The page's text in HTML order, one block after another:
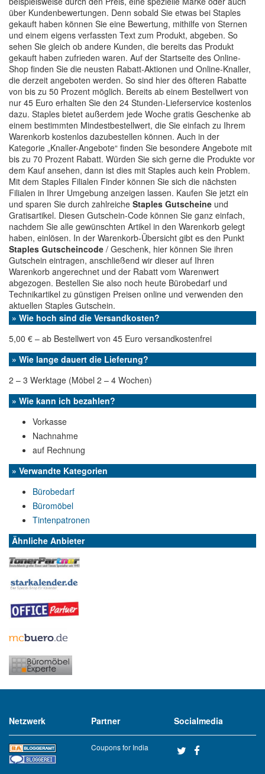
über Kundenbewertungen. Denn sobald Sie etwas bei Staples
gekauft haben können Sie eine Bewertung, mithilfe von Sternen
und einem eigens verfassten Text zum Produkt, abgeben. So
sehen Sie gleich ob andere Kunden, die bereits das Produkt
gekauft haben zufrieden waren. Auf der Startseite des Online-
Shop finden Sie die neusten Rabatt-Aktionen und Online-Knaller,
die derzeit angeboten werden. So sind hier des öfteren Rabatte
von bis zu 50 Prozent möglich. Bereits ab einem Bestellwert von
nur 45 Euro erhalten Sie den 24 Stunden-Lieferservice kostenlos
dazu. Staples bietet außerdem jede Woche gratis Geschenke ab
einem bestimmten Mindestbestellwert, die Sie einfach zu Ihrem
Warenkorb kostenlos dazubestellen können. Auch in der
Kategorie „Knaller-Angebote“ finden Sie besondere Angebote mit
bis zu 70 Prozent Rabatt. Würden Sie sich gerne die Produkte vor
dem Kauf ansehen, dann ist dies mit Staples auch kein Problem.
Mit dem Staples Filialen Finder können Sie sich die nächsten
Filialen in Ihrer Umgebung anzeigen lassen. Kaufen Sie jetzt ein
und sparen Sie durch zahlreiche Staples Gutscheine und
Gratisartikel. Diesen Gutschein-Code können Sie ganz einfach,
nachdem Sie alle gewünschten Artikel in den Warenkorb gelegt
haben, einlösen. In der Warenkorb-Übersicht gibt es den Punkt
Staples Gutscheincode / Geschenk, hier können Sie ihren
Gutschein eintragen, anschließend wir dieser auf Ihren
Warenkorb angerechnet und der Rabatt vom Warenwert
abgezogen. Bestellen Sie also noch heute Bürobedarf und
Technikartikel zu günstigen Preisen online und verwenden den
aktuellen Staples Gutschein.
» Wie hoch sind die Versandkosten?
5,00 € – ab Bestellwert von 45 Euro versandkostenfrei
» Wie lange dauert die Lieferung?
2 – 3 Werktage (Möbel 2 – 4 Wochen)
» Wie kann ich bezahlen?
Vorkasse
Nachnahme
auf Rechnung
» Verwandte Kategorien
Bürobedarf
Büromöbel
Tintenpatronen
Ähnliche Anbieter
Netzwerk Partner
Coupons for India
Socialmedia